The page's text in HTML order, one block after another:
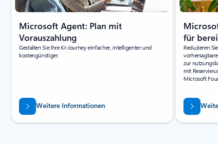
Microsoft Agent: Plan mit
Vorauszahlung
Gestalten Sie Ihre KI-Journey einfacher, intelligenter und
kostengünstiger.
Weitere Informationen
für
Reduzieren
zur
mit
Microsoft